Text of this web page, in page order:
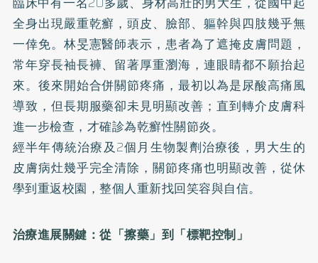
全身出現嚴重乾癬，頭皮、臉部、軀幹與四肢幾乎無
一倖免。林旻憲醫師表示，患者為了遮掩皮膚問題，
常年穿長袖長褲、留著厚重瀏海，連眼睛都不願抬起
來。後來開始合併關節疼痛，最初以為是尿酸高痛風
導致，但長期服藥卻未見明顯改善；直到轉介皮膚科
進一步檢查，才確診為乾癬性關節炎。
經半年傳統治療及2個月生物製劑治療後，男大生的
皮膚病灶幾乎完全清除，關節疼痛也明顯改善，從休
學到重返校園，整個人重新找回笑容與自信。
治療進展關鍵：從「擦藥」到「標靶控制」